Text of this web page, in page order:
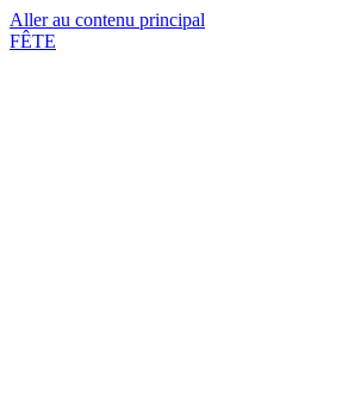
Aller au contenu principal
FÊTE